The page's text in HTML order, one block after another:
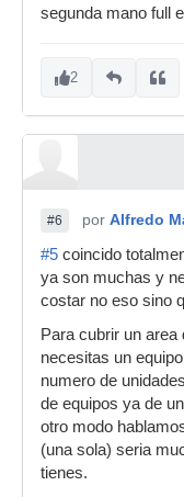
segunda mano full
2
#6 por Alfredo
#5 coincido
ya son muchas y
costar no eso sino
Para cubrir un
necesitas un
numero de
de equipos ya de
otro modo
(una sola) seria
tienes.